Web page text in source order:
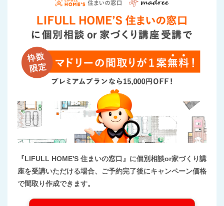
『LIFULL HOME'S 住まいの窓口』に個別相談or家づくり講
座を受講いただける場合、ご予約完了後にキャンペーン価格
で間取り作成できます。